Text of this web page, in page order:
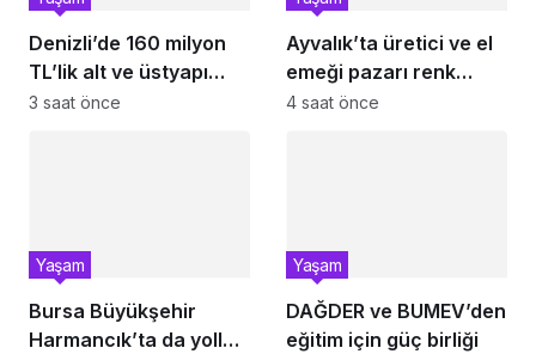
Denizli’de 160 milyon
TL’lik alt ve üstyapı
yatırımı
3 saat önce
Ayvalık’ta üretici ve el
emeği pazarı renk
katıyor
4 saat önce
Bursa Büyükşehir
Harmancık’ta da yolları
Yaşam
DAĞDER ve BUMEV’den
eğitim için güç birliği
Yaşam